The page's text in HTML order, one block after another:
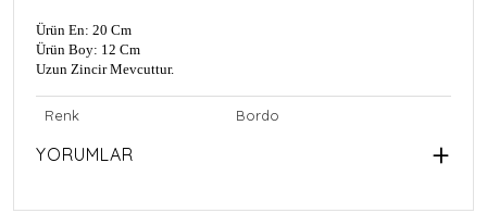
Ürün En: 20 Cm
Ürün Boy: 12 Cm
Uzun Zincir Mevcuttur.
Renk Bordo
YORUMLAR